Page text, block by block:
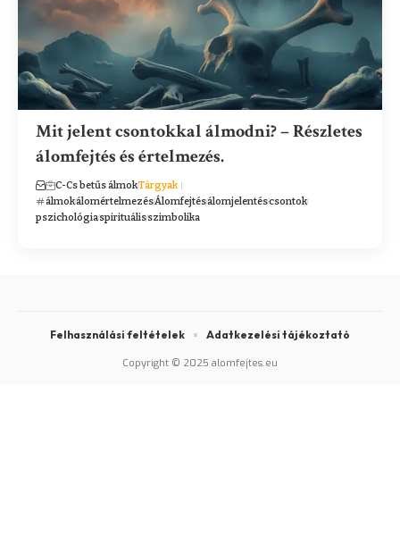
Mit jelent csontokkal álmodni? – Részletes
álomfejtés és értelmezés.
C-Cs betűs álmokTárgyak
álmokálomértelmezésÁlomfejtésálomjelentéscsontok
pszichológiaspirituálisszimbolika
Copyright © 2025 alomfejtes.eu
Felhasználási feltételek Adatkezelési tájékoztató